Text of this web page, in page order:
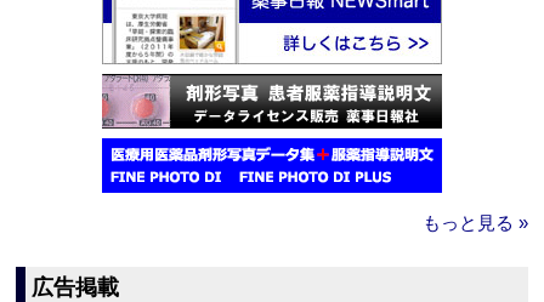
もっと見る »
広告掲載